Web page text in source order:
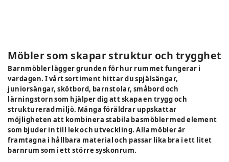
Möbler som skapar struktur och trygghet
Barnmöbler lägger grunden för hur rummet fungerar i
vardagen. I vårt sortiment hittar du spjälsängar,
juniorsängar, skötbord, barnstolar, småbord och
lärningstorn som hjälper dig att skapa en trygg och
strukturerad miljö. Många föräldrar uppskattar
möjligheten att kombinera stabila basmöbler med element
som bjuder in till lek och utveckling. Alla möbler är
framtagna i hållbara material och passar lika bra i ett litet
barnrum som i ett större syskonrum.